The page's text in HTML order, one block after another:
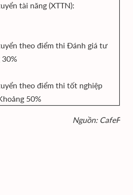
tài năng (XTTN):
theo điểm thi Đánh giá tư
theo điểm thi tốt nghiệp
50%
Nguồn: CafeF